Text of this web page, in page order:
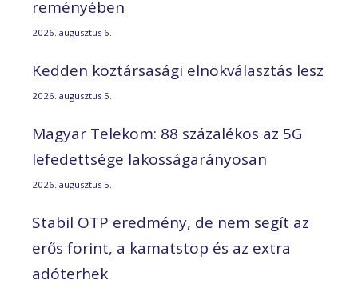
reményében
2026. augusztus 6.
Kedden köztársasági elnökválasztás lesz
2026. augusztus 5.
Magyar Telekom: 88 százalékos az 5G
lefedettsége lakosságarányosan
2026. augusztus 5.
Stabil OTP eredmény, de nem segít az
erős forint, a kamatstop és az extra
adóterhek